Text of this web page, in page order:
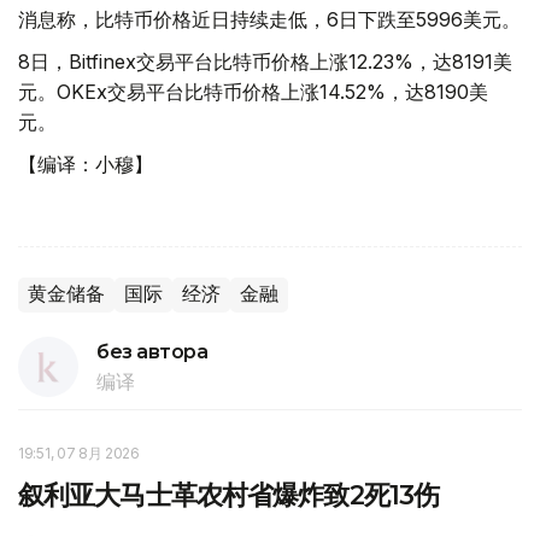
消息称，比特币价格近日持续走低，6日下跌至5996美元。
8日，Bitfinex交易平台比特币价格上涨12.23%，达8191美
元。OKEx交易平台比特币价格上涨14.52%，达8190美
元。
【编译：小穆】
黄金储备 国际 经济 金融
без автора
编译
19:51, 07 8月 2026
叙利亚大马士革农村省爆炸致2死13伤